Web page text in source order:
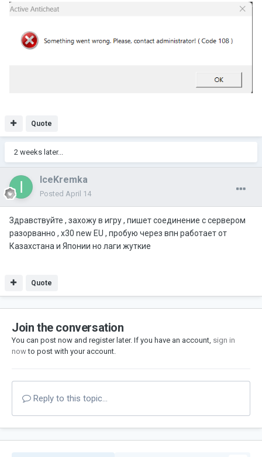
Quote
2 weeks later...
IceKremka
Posted April 14
Здравствуйте , захожу в игру , пишет соединение с сервером
разорванно , х30 new EU , пробую через впн работает от
Казахстана и Японии но лаги жуткие
Quote
Join the conversation
You can post now and register later. If you have an account, sign in
nowto post with your account.
Reply to this topic...